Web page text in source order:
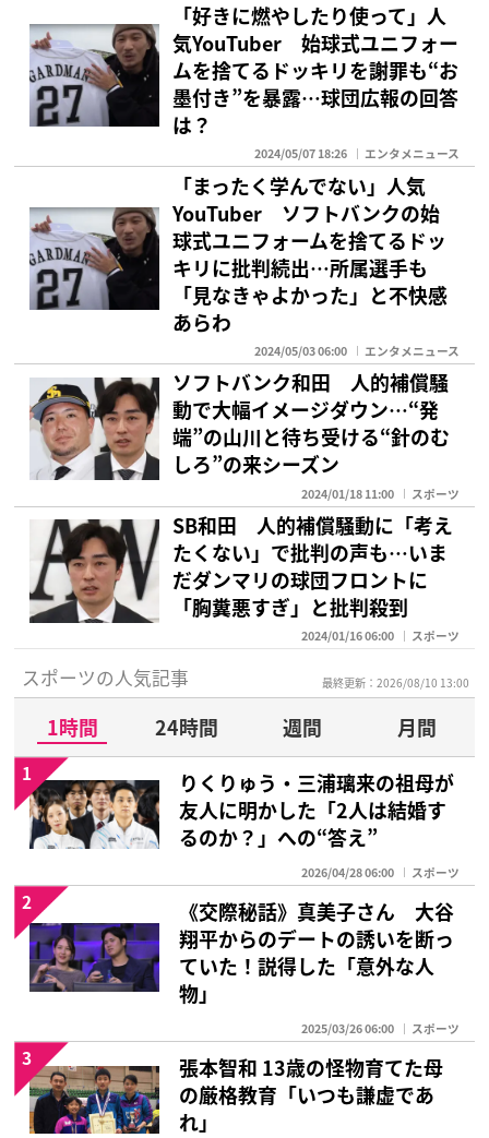
「好きに燃やしたり使って」人
気YouTuber 始球式ユニフォー
ムを捨てるドッキリを謝罪も“お
墨付き”を暴露…球団広報の回答
は？
2024/05/07 18:26 エンタメニュース
「まったく学んでない」人気
YouTuber ソフトバンクの始
球式ユニフォームを捨てるドッ
キリに批判続出…所属選手も
「見なきゃよかった」と不快感
あらわ
2024/05/03 06:00 エンタメニュース
ソフトバンク和田 人的補償騒
動で大幅イメージダウン…“発
端”の山川と待ち受ける“針のむ
しろ”の来シーズン
2024/01/18 11:00 スポーツ
SB和田 人的補償騒動に「考え
たくない」で批判の声も…いま
だダンマリの球団フロントに
「胸糞悪すぎ」と批判殺到
2024/01/16 06:00 スポーツ
スポーツの人気記事 最終更新：2026/08/10 13:00
1時間 24時間 週間
月間
りくりゅう・三浦璃来の祖母が
友人に明かした「2人は結婚す
るのか？」への“答え”
2026/04/28 06:00 スポーツ
1
《交際秘話》真美子さん 大谷
翔平からのデートの誘いを断っ
ていた！説得した「意外な人
物」
2025/03/26 06:00 スポーツ
2
張本智和 13歳の怪物育てた母
の厳格教育「いつも謙虚であ
れ」
3